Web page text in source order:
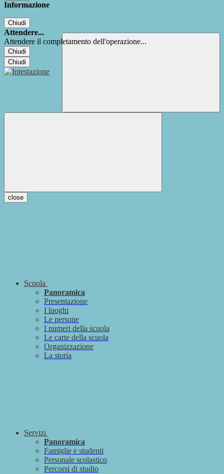
Informazione
Chiudi
Attendere...
Attendere il completamento dell'operazione...
Chiudi
Chiudi
close
Scuola
Panoramica
Presentazione
I luoghi
Le persone
I numeri della scuola
Le carte della scuola
Organizzazione
La storia
Servizi
Panoramica
Famiglie e studenti
Personale scolastico
Percorsi di studio